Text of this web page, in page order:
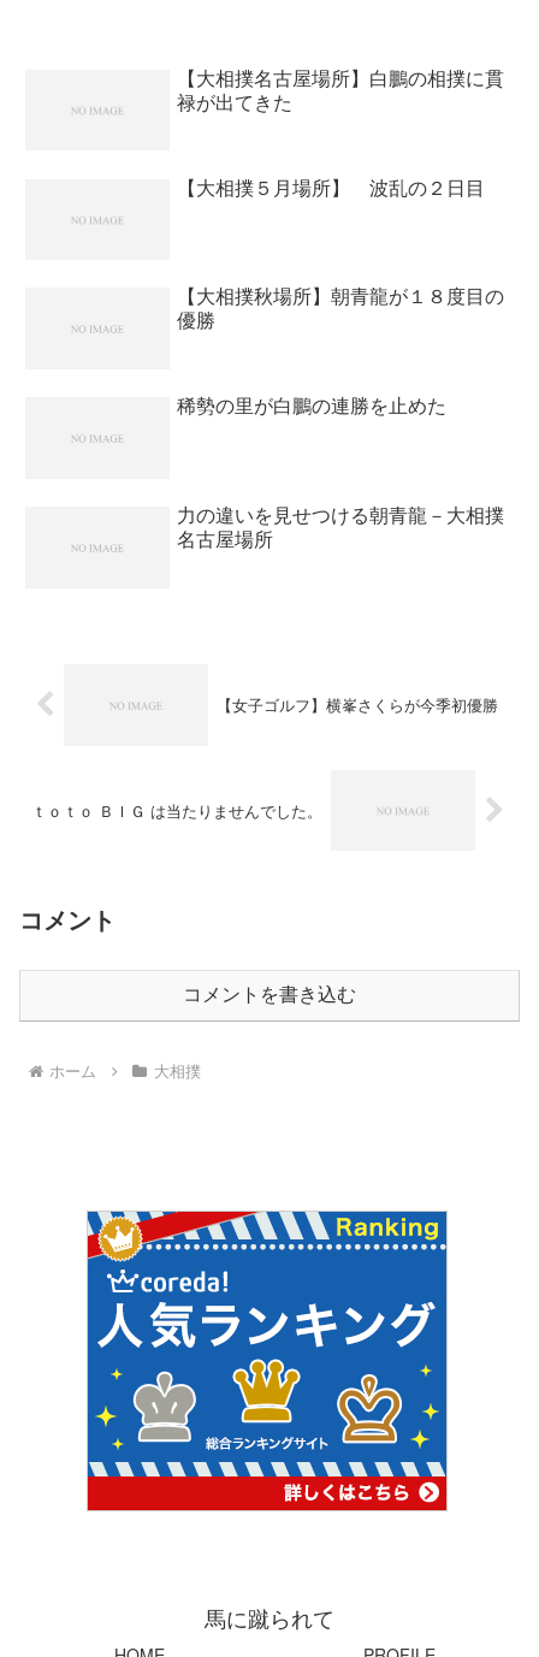
【大相撲名古屋場所】白鵬の相撲に貫
禄が出てきた
【大相撲５月場所】 波乱の２日目
【大相撲秋場所】朝青龍が１８度目の
優勝
稀勢の里が白鵬の連勝を止めた
力の違いを見せつける朝青龍－大相撲
名古屋場所
【女子ゴルフ】横峯さくらが今季初優勝
ｔｏｔｏ ＢＩＧ は当たりませんでした。
コメント
コメントを書き込む
ホーム 大相撲
馬に蹴られて